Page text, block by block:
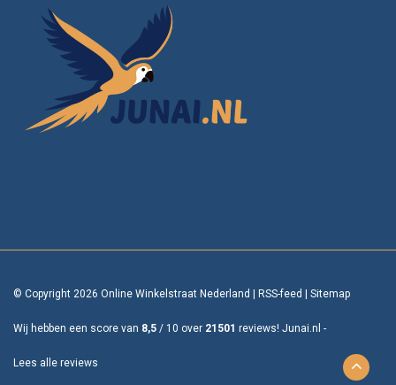
© Copyright 2026 Online Winkelstraat Nederland RSS-feed Sitemap
Wij hebben een score van 8,5 / 10 over 21501 reviews! Junai.nl -
Lees alle reviews